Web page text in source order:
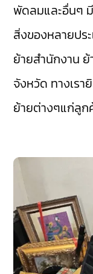
พัดลมและอื่นๆ
สิ่งของหลายปร
ย้ายสำนักงาน
จังหวัด ทางเรา
ย้ายต่างๆแก่ลูก